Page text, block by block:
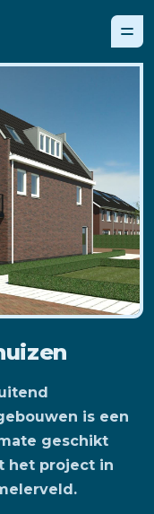
is een
geschikt
het project in